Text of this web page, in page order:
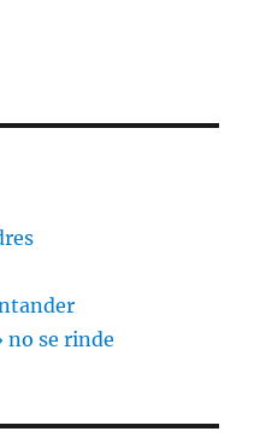
no se rinde